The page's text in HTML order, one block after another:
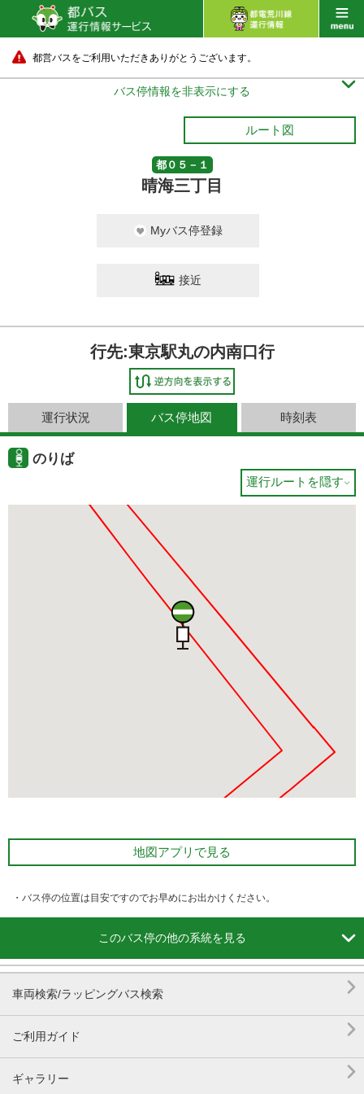
都営バスをご利用いただきありがとうございます。
バス停情報を非表示にする 
ルート図
都０５－１
晴海三丁目
Myバス停登録
接近
行先:東京駅丸の内南口行
運行状況 バス停地図 時刻表
のりば
運行ルートを隠す
地図アプリで見る
・バス停の位置は目安ですのでお早めにお出かけください。
このバス停の他の系統を見る 
車両検索/ラッピングバス検索 
ご利用ガイド 
ギャラリー 